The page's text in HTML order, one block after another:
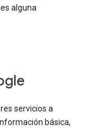
alguna
servicios a
básica,